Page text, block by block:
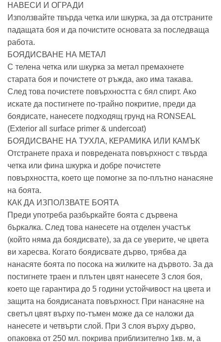
НАВЕСИ И ОГРАДИ
Използвайте твърда четка или шкурка, за да отстраните
падащата боя и да почистите основата за последваща
работа.
БОЯДИСВАНЕ НА МЕТАЛ
С телена четка или шкурка за метал премахнете
старата боя и почистете от ръжда, ако има такава.
След това почистете повърхността с бял спирт. Ако
искате да постигнете по-трайно покритие, преди да
боядисате, нанесете подходящ грунд на RONSEAL
(Exterior all surface primer & undercoat)
БОЯДИСВАНЕ НА ТУХЛА, КЕРАМИКА ИЛИ КАМЪК
Отстранете праха и повредената повърхност с твърда
четка или фина шкурка и добре почистете
повърхността, което ще помогне за по-плътно нанасяне
на боята.
КАК ДА ИЗПОЛЗВАТЕ БОЯТА
Преди употреба разбъркайте боята с дървена
бъркалка. След това нанесете на отделен участък
(който няма да боядисвате), за да се уверите, че цвета
ви харесва. Когато боядисвате дърво, трябва да
нанасяте боята по посока на жилките на дървото. За да
постигнете траен и плътен цвят нанесете 3 слоя боя,
което ще гарантира до 5 години устойчивост на цвета и
защита на боядисаната повърхност. При нанасяне на
светъл цвят върху по-тъмен може да се наложи да
нанесете и четвърти слой. При 3 слоя върху дърво,
опаковка от 250 мл. покрива приблизително 1кв. м, а